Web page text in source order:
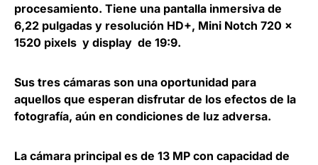
procesamiento. Tiene una pantalla inmersiva de
6,22 pulgadas y resolución HD+, Mini Notch 720 x
1520 pixels y display de 19:9.
Sus tres cámaras son una oportunidad para
aquellos que esperan disfrutar de los efectos de la
fotografía, aún en condiciones de luz adversa.
La cámara principal es de 13 MP con capacidad de